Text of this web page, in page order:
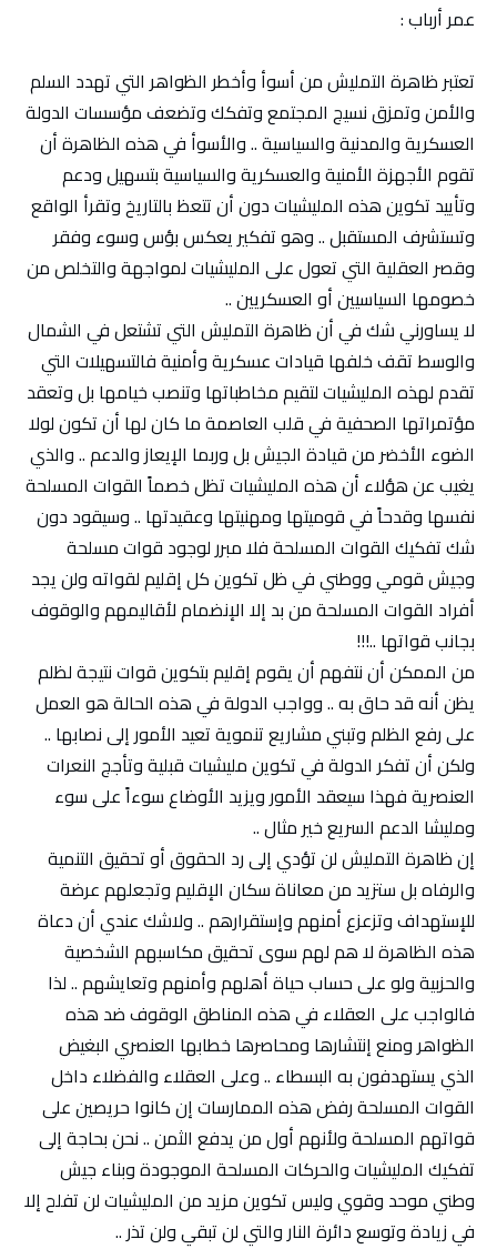
عمر أرباب :
تعتبر ظاهرة التمليش من أسوأ وأخطر الظواهر التي تهدد السلم
والأمن وتمزق نسيج المجتمع وتفكك وتضعف مؤسسات الدولة
العسكرية والمدنية والسياسية .. والأسوأ في هذه الظاهرة أن
تقوم الأجهزة الأمنية والعسكرية والسياسية بتسهيل ودعم
وتأييد تكوين هذه المليشيات دون أن تتعظ بالتاريخ وتقرأ الواقع
وتستشرف المستقبل .. وهو تفكير يعكس بؤس وسوء وفقر
وقصر العقلية التي تعول على المليشيات لمواجهة والتخلص من
خصومها السياسيين أو العسكريين ..
لا يساورني شك في أن ظاهرة التمليش التي تشتعل في الشمال
والوسط تقف خلفها قيادات عسكرية وأمنية فالتسهيلات التي
تقدم لهذه المليشيات لتقيم مخاطباتها وتنصب خيامها بل وتعقد
مؤتمراتها الصحفية في قلب العاصمة ما كان لها أن تكون لولا
الضوء الأخضر من قيادة الجيش بل وربما الإيعاز والدعم .. والذي
يغيب عن هؤلاء أن هذه المليشيات تظل خصماً القوات المسلحة
نفسها وقدحاً في قوميتها ومهنيتها وعقيدتها .. وسيقود دون
شك تفكيك القوات المسلحة فلا مبرر لوجود قوات مسلحة
وجيش قومي ووطني في ظل تكوين كل إقليم لقواته ولن يجد
أفراد القوات المسلحة من بد إلا الإنضمام لأقاليمهم والوقوف
بجانب قواتها ..!!!
من الممكن أن نتفهم أن يقوم إقليم بتكوين قوات نتيجة لظلم
يظن أنه قد حاق به .. وواجب الدولة في هذه الحالة هو العمل
على رفع الظلم وتبني مشاريع تنموية تعيد الأمور إلى نصابها ..
ولكن أن تفكر الدولة في تكوين مليشيات قبلية وتأجج النعرات
العنصرية فهذا سيعقد الأمور ويزيد الأوضاع سوءاً على سوء
ومليشا الدعم السريع خير مثال ..
إن ظاهرة التمليش لن تؤدي إلى رد الحقوق أو تحقيق التنمية
والرفاه بل ستزيد من معاناة سكان الإقليم وتجعلهم عرضة
للإستهداف وتزعزع أمنهم وإستقرارهم .. ولاشك عندي أن دعاة
هذه الظاهرة لا هم لهم سوى تحقيق مكاسبهم الشخصية
والحزبية ولو على حساب حياة أهلهم وأمنهم وتعايشهم .. لذا
فالواجب على العقلاء في هذه المناطق الوقوف ضد هذه
الظواهر ومنع إنتشارها ومحاصرها خطابها العنصري البغيض
الذي يستهدفون به البسطاء .. وعلى العقلاء والفضلاء داخل
القوات المسلحة رفض هذه الممارسات إن كانوا حريصين على
قواتهم المسلحة ولأنهم أول من يدفع الثمن .. نحن بحاجة إلى
تفكيك المليشيات والحركات المسلحة الموجودة وبناء جيش
وطني موحد وقوي وليس تكوين مزيد من المليشيات لن تفلح إلا
في زيادة وتوسع دائرة النار والتي لن تبقي ولن تذر ..